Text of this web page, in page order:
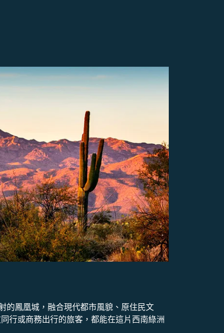
的鳳凰城，融合現代都市風貌、原住民文
行或商務出行的旅客，都能在這片西南綠洲